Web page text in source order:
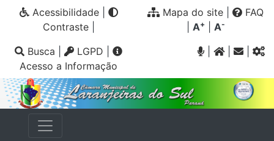
Acessibilidade|
Contraste|
Mapa do site
FAQ
A+ A-
Busca LGPD
Acesso a Informação
|